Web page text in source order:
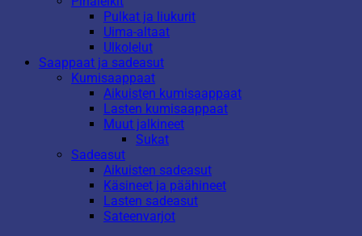
Pulkat ja liukurit
Uima-altaat
Ulkolelut
Saappaat ja sadeasut
Kumisaappaat
Aikuisten kumisaappaat
Lasten kumisaappaat
Muut jalkineet
Sukat
Sadeasut
Aikuisten sadeasut
Käsineet ja päähineet
Lasten sadeasut
Sateenvarjot